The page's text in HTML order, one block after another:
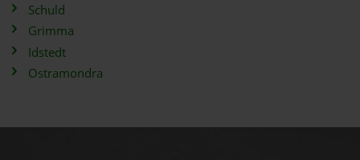
Schuld
Grimma
Idstedt
Ostramondra